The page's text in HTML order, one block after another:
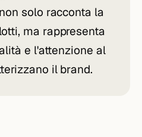
solo racconta la
ma rappresenta
e l'attenzione al
il brand.